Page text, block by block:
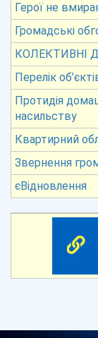
Герої не
Громадські
КОЛЕКТИВНІ
Перелік
Протидія
насильству
Квартирний
Звернення
єВідновлення